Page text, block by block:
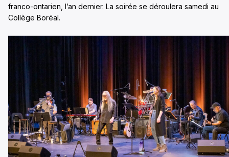
franco-ontarien, l’an dernier. La soirée se déroulera samedi au
Collège Boréal.